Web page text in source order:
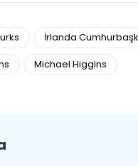
İrlanda
Michael Higgins